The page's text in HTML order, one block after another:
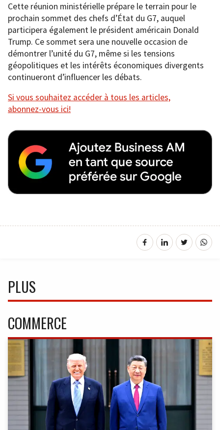
Cette réunion ministérielle prépare le terrain pour le
prochain sommet des chefs d’État du G7, auquel
participera également le président américain Donald
Trump. Ce sommet sera une nouvelle occasion de
démontrer l’unité du G7, même si les tensions
géopolitiques et les intérêts économiques divergents
continueront d’influencer les débats.
Si vous souhaitez accéder à tous les articles,
abonnez-vous ici!
PLUS
COMMERCE